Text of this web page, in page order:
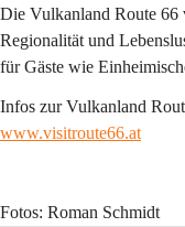
Die Vulkanland Route
Regionalität und
für Gäste wie
Infos zur Vulkanland
www.visitroute66.at
Fotos: Roman Schmidt